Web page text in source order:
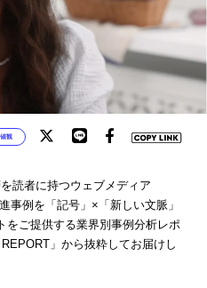
観
読者に持つウェブメディア
事例を「記号」×「新しい文脈」
をご提供する業界別事例分析レポ
」から抜粋してお届けし